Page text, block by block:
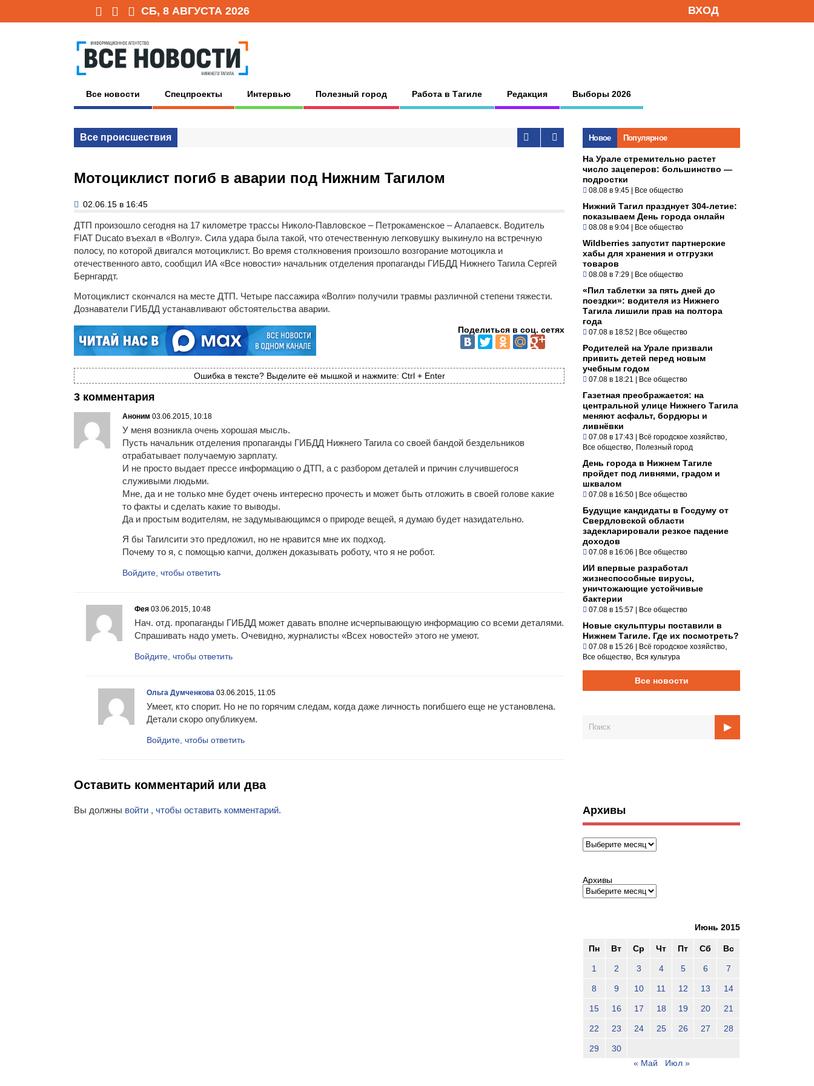
СБ, 8 АВГУСТА 2026 ВХОД
Все новости Спецпроекты Интервью Полезный город Работа в Тагиле Редакция Выборы 2026
Все происшествия
Мотоциклист погиб в аварии под Нижним Тагилом
02.06.15 в 16:45
ДТП произошло сегодня на 17 километре трассы Николо-Павловское – Петрокаменское – Алапаевск. Водитель
FIAT Ducato въехал в «Волгу». Сила удара была такой, что отечественную легковушку выкинуло на встречную
полосу, по которой двигался мотоциклист. Во время столкновения произошло возгорание мотоцикла и
отечественного авто, сообщил ИА «Все новости» начальник отделения пропаганды ГИБДД Нижнего Тагила Сергей
Бернгардт.
Мотоциклист скончался на месте ДТП. Четыре пассажира «Волги» получили травмы различной степени тяжести.
Дознаватели ГИБДД устанавливают обстоятельства аварии.
Поделиться в соц. сетях
Ошибка в тексте? Выделите её мышкой и нажмите: Ctrl + Enter
3 комментария
Аноним 03.06.2015, 10:18
У меня возникла очень хорошая мысль.
Пусть начальник отделения пропаганды ГИБДД Нижнего Тагила со своей бандой бездельников
отрабатывает получаемую зарплату.
И не просто выдает прессе информацию о ДТП, а с разбором деталей и причин случившегося
служивыми людьми.
Мне, да и не только мне будет очень интересно прочесть и может быть отложить в своей голове какие
то факты и сделать какие то выводы.
Да и простым водителям, не задумывающимся о природе вещей, я думаю будет назидательно.
Я бы Тагилсити это предложил, но не нравится мне их подход.
Почему то я, с помощью капчи, должен доказывать роботу, что я не робот.
Войдите, чтобы ответить
Фея 03.06.2015, 10:48
Нач. отд. пропаганды ГИБДД может давать вполне исчерпывающую информацию со всеми деталями.
Спрашивать надо уметь. Очевидно, журналисты «Всех новостей» этого не умеют.
Войдите, чтобы ответить
Ольга Думченкова 03.06.2015, 11:05
Умеет, кто спорит. Но не по горячим следам, когда даже личность погибшего еще не установлена.
Детали скоро опубликуем.
Войдите, чтобы ответить
Оставить комментарий или два
Вы должны войти , чтобы оставить комментарий.
Новое Популярное
На Урале стремительно растет
число зацеперов: большинство —
подростки
08.08 в 9:45 | Все общество
Нижний Тагил празднует 304-летие:
показываем День города онлайн
08.08 в 9:04 | Все общество
Wildberries запустит партнерские
хабы для хранения и отгрузки
товаров
08.08 в 7:29 | Все общество
«Пил таблетки за пять дней до
поездки»: водителя из Нижнего
Тагила лишили прав на полтора
года
07.08 в 18:52 | Все общество
Родителей на Урале призвали
привить детей перед новым
учебным годом
07.08 в 18:21 | Все общество
Газетная преображается: на
центральной улице Нижнего Тагила
меняют асфальт, бордюры и
ливнёвки
07.08 в 17:43 | Всё городское хозяйство
Все общество Полезный город
День города в Нижнем Тагиле
пройдет под ливнями, градом и
шквалом
07.08 в 16:50 | Все общество
Будущие кандидаты в Госдуму от
Свердловской области
задекларировали резкое падение
доходов
07.08 в 16:06 | Все общество
ИИ впервые разработал
жизнеспособные вирусы,
уничтожающие устойчивые
бактерии
07.08 в 15:57 | Все общество
Новые скульптуры поставили в
Нижнем Тагиле. Где их посмотреть?
07.08 в 15:26 | Всё городское хозяйство
Все общество Вся культура
Все новости
Архивы
Архивы
Архивы
Июнь 2015
Пн Вт Ср Чт Пт Сб Вс
1 2 3 4 5 6 7
8 9 10 11 12 13 14
15 16 17 18 19 20 21
22 23 24 25 26 27 28
29
30
« Май
Июл »